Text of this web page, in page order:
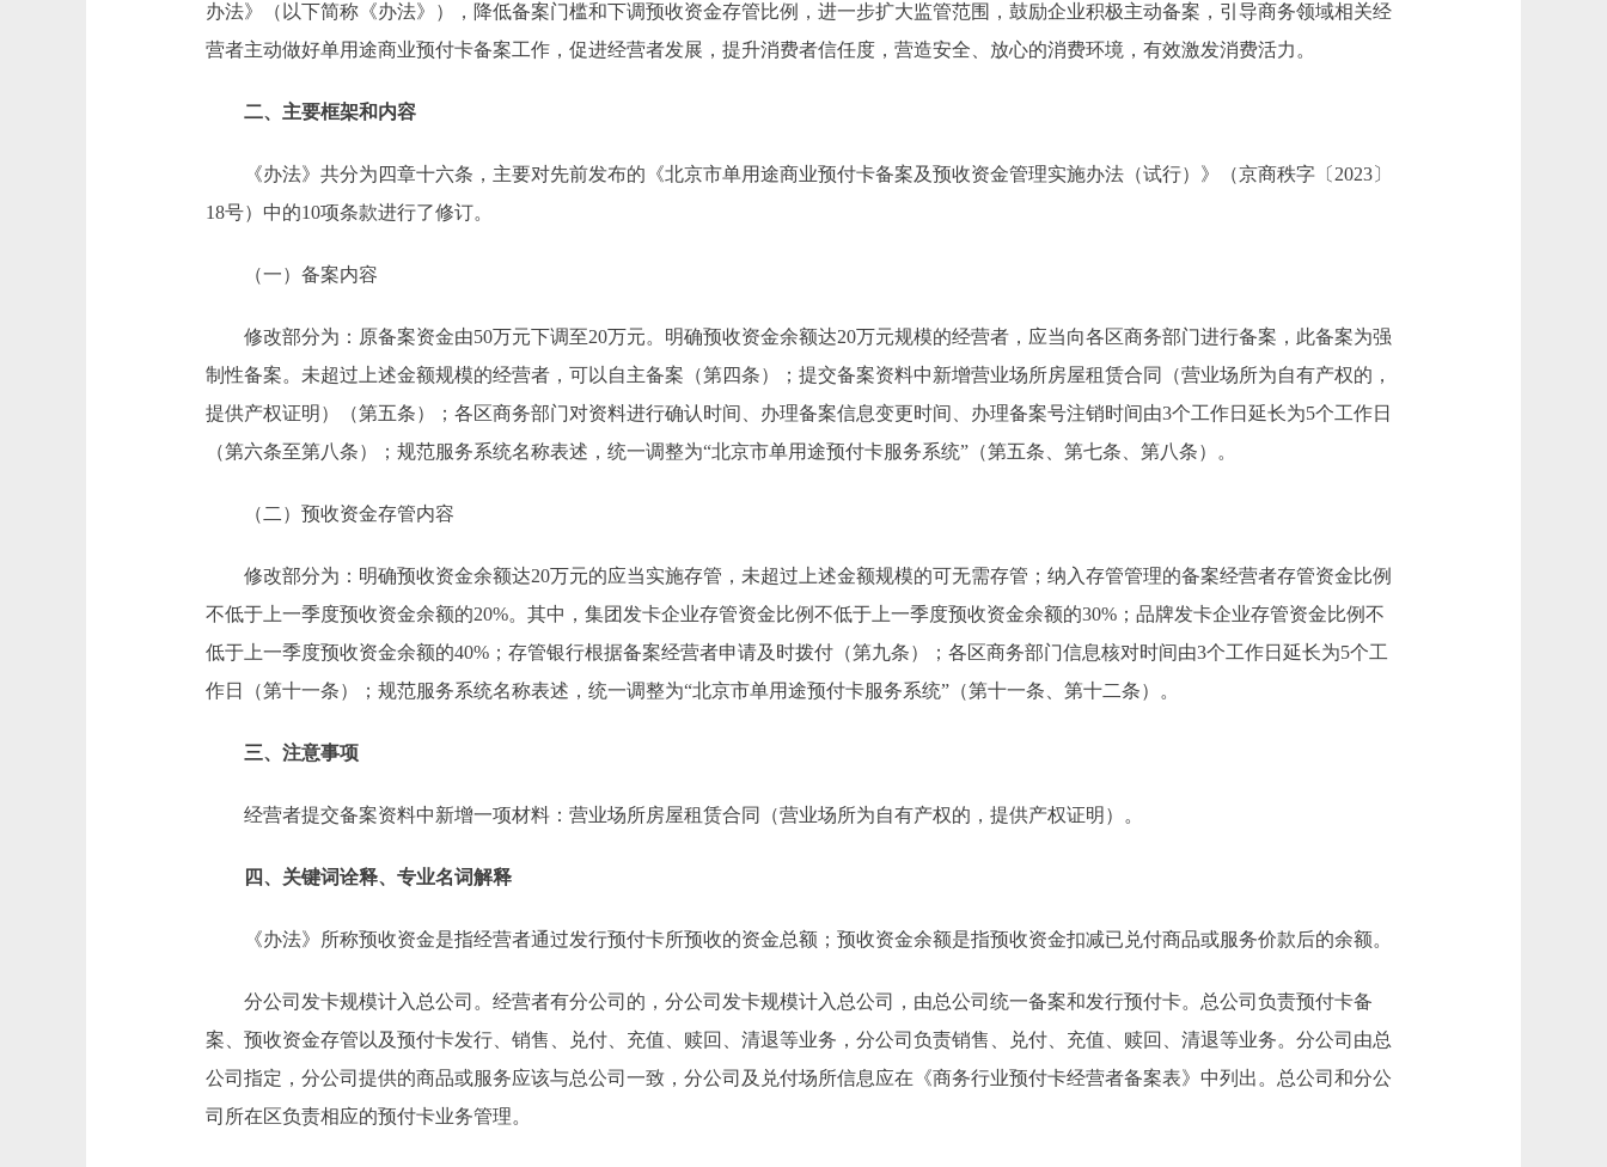
办法》（以下简称《办法》），降低备案门槛和下调预收资金存管比例，进一步扩大监管范围，鼓励企业积极主动备案，引导商务领域相关经
营者主动做好单用途商业预付卡备案工作，促进经营者发展，提升消费者信任度，营造安全、放心的消费环境，有效激发消费活力。
二、主要框架和内容
《办法》共分为四章十六条，主要对先前发布的《北京市单用途商业预付卡备案及预收资金管理实施办法（试行）》（京商秩字〔2023〕
18号）中的10项条款进行了修订。
（一）备案内容
修改部分为：原备案资金由50万元下调至20万元。明确预收资金余额达20万元规模的经营者，应当向各区商务部门进行备案，此备案为强
制性备案。未超过上述金额规模的经营者，可以自主备案（第四条）；提交备案资料中新增营业场所房屋租赁合同（营业场所为自有产权的，
提供产权证明）（第五条）；各区商务部门对资料进行确认时间、办理备案信息变更时间、办理备案号注销时间由3个工作日延长为5个工作日
（第六条至第八条）；规范服务系统名称表述，统一调整为“北京市单用途预付卡服务系统”（第五条、第七条、第八条）。
（二）预收资金存管内容
修改部分为：明确预收资金余额达20万元的应当实施存管，未超过上述金额规模的可无需存管；纳入存管管理的备案经营者存管资金比例
不低于上一季度预收资金余额的20%。其中，集团发卡企业存管资金比例不低于上一季度预收资金余额的30%；品牌发卡企业存管资金比例不
低于上一季度预收资金余额的40%；存管银行根据备案经营者申请及时拨付（第九条）；各区商务部门信息核对时间由3个工作日延长为5个工
作日（第十一条）；规范服务系统名称表述，统一调整为“北京市单用途预付卡服务系统”（第十一条、第十二条）。
三、注意事项
经营者提交备案资料中新增一项材料：营业场所房屋租赁合同（营业场所为自有产权的，提供产权证明）。
四、关键词诠释、专业名词解释
《办法》所称预收资金是指经营者通过发行预付卡所预收的资金总额；预收资金余额是指预收资金扣减已兑付商品或服务价款后的余额。
分公司发卡规模计入总公司。经营者有分公司的，分公司发卡规模计入总公司，由总公司统一备案和发行预付卡。总公司负责预付卡备
案、预收资金存管以及预付卡发行、销售、兑付、充值、赎回、清退等业务，分公司负责销售、兑付、充值、赎回、清退等业务。分公司由总
公司指定，分公司提供的商品或服务应该与总公司一致，分公司及兑付场所信息应在《商务行业预付卡经营者备案表》中列出。总公司和分公
司所在区负责相应的预付卡业务管理。